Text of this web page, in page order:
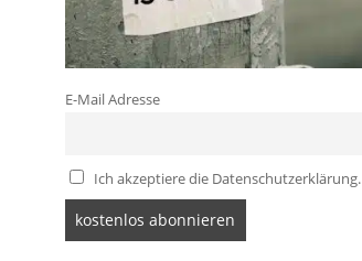
E-Mail Adresse
Ich akzeptiere die Datenschutzerklärung.